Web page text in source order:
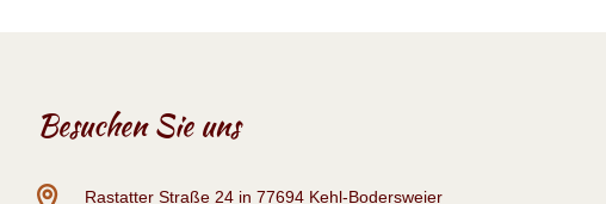
Besuchen Sie uns
Rastatter Straße 24 in 77694 Kehl-Bodersweier